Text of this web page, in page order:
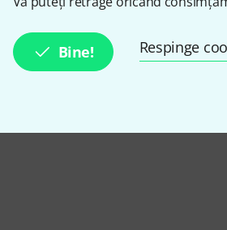
Bine! Respinge
switchable +48 V phantom power